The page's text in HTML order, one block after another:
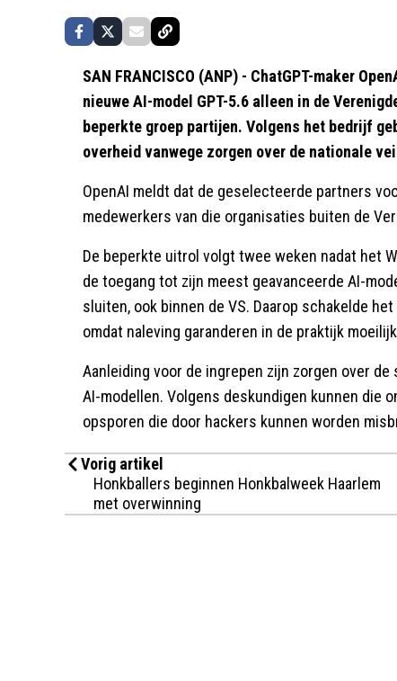
SAN FRANCISCO (ANP) - ChatGPT-maker
nieuwe AI-model GPT-5.6 alleen in de
beperkte groep partijen. Volgens het bedrijf
overheid vanwege zorgen over de nationale
OpenAI meldt dat de geselecteerde partners
medewerkers van die organisaties buiten de
De beperkte uitrol volgt twee weken nadat het
de toegang tot zijn meest geavanceerde AI-
sluiten, ook binnen de VS. Daarop schakelde
omdat naleving garanderen in de praktijk
Aanleiding voor de ingrepen zijn zorgen over
AI-modellen. Volgens deskundigen kunnen die
opsporen die door hackers kunnen worden
Vorig artikel
Honkballers beginnen Honkbalweek Haarlem
met overwinning